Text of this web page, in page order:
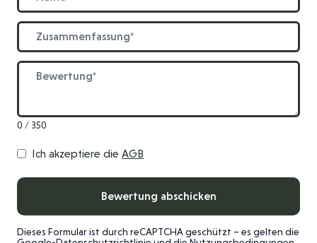
Zusammenfassung
Bewertung
0 / 350
Ich akzeptiere die AGB
Bewertung abschicken
Dieses Formular ist durch reCAPTCHA geschützt – es gelten die